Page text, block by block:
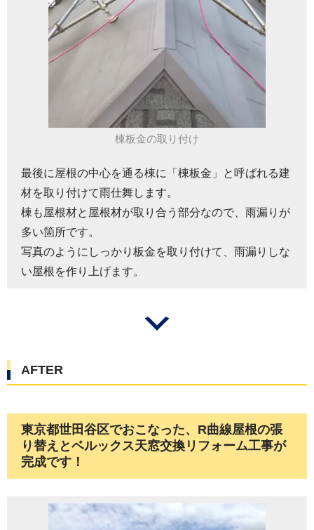
棟板金の取り付け
最後に屋根の中心を通る棟に「棟板金」と呼ばれる建
材を取り付けて雨仕舞します。
棟も屋根材と屋根材が取り合う部分なので、雨漏りが
多い箇所です。
写真のようにしっかり板金を取り付けて、雨漏りしな
い屋根を作り上げます。
AFTER
東京都世田谷区でおこなった、R曲線屋根の張
り替えとベルックス天窓交換リフォーム工事が
完成です！